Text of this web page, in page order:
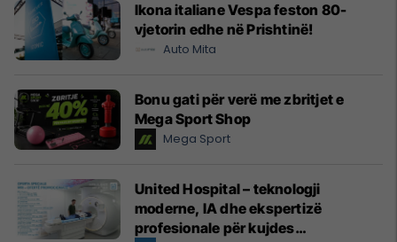
Ikona italiane Vespa feston 80-
vjetorin edhe në Prishtinë!
Auto Mita
Bonu gati për verë me zbritjet e
Mega Sport Shop
Mega Sport
United Hospital – teknologji
moderne, IA dhe ekspertizë
profesionale për kujdes